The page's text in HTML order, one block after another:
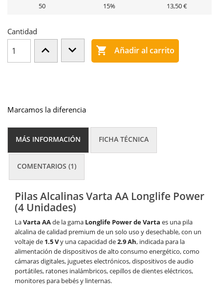
50
15% 13,50 €
Cantidad
 Añadir al carrito
Marcamos la diferencia
MÁS INFORMACIÓN FICHA TÉCNICA
COMENTARIOS (1)
Pilas Alcalinas Varta AA Longlife Power
(4 Unidades)
LaVarta AAde la gama Longlife Powerde Varta es una pila
alcalina de calidad premium de un solo uso y desechable, con un
voltaje de 1.5 Vy una capacidad de2.9 Ah, indicada para la
alimentación de dispositivos de alto consumo energético, como
cámaras digitales, juguetes electrónicos, dispositivos de audio
portátiles, ratones inalámbricos, cepillos de dientes eléctricos,
monitores para bebés y linternas.